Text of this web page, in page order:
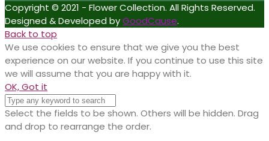
Copyright © 2021 - Flower Collection. All Rights Reserved.
Designed & Developed byGoodCause.
Back to top
We use cookies to ensure that we give you the best
experience on our website. If you continue to use this site
we will assume that you are happy with it.
OK, Got it
Select the fields to be shown. Others will be hidden. Drag
and drop to rearrange the order.